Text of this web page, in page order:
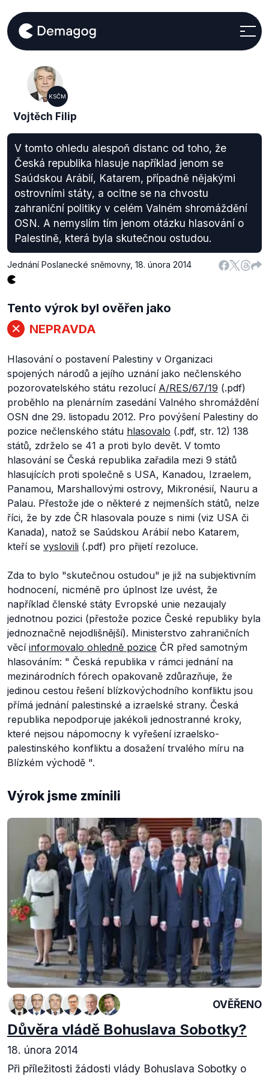
KSČM
Vojtěch Filip
V tomto ohledu alespoň distanc od toho, že
Česká republika hlasuje například jenom se
Saúdskou Arábií, Katarem, případně nějakými
ostrovními státy, a ocitne se na chvostu
zahraniční politiky v celém Valném shromáždění
OSN. A nemyslím tím jenom otázku hlasování o
Palestině, která byla skutečnou ostudou.
Jednání Poslanecké sněmovny, 18. února 2014
Tento výrok byl ověřen jako
NEPRAVDA
Hlasování o postavení Palestiny v Organizaci
spojených národů a jejího uznání jako nečlenského
pozorovatelského státu rezolucí A/RES/67/19 (.pdf)
proběhlo na plenárním zasedání Valného shromáždění
OSN dne 29. listopadu 2012. Pro povýšení Palestiny do
pozice nečlenského státu hlasovalo (.pdf, str. 12) 138
států, zdrželo se 41 a proti bylo devět. V tomto
hlasování se Česká republika zařadila mezi 9 států
hlasujících proti společně s USA, Kanadou, Izraelem,
Panamou, Marshallovými ostrovy, Mikronésií, Nauru a
Palau. Přestože jde o některé z nejmenších států, nelze
říci, že by zde ČR hlasovala pouze s nimi (viz USA či
Kanada), natož se Saúdskou Arábií nebo Katarem,
kteří se vyslovili (.pdf) pro přijetí rezoluce.
Zda to bylo "skutečnou ostudou" je již na subjektivním
hodnocení, nicméně pro úplnost lze uvést, že
například členské státy Evropské unie nezaujaly
jednotnou pozici (přestože pozice České republiky byla
jednoznačně nejodlišnější). Ministerstvo zahraničních
věcí informovalo ohledně pozice ČR před samotným
hlasováním: " Česká republika v rámci jednání na
mezinárodních fórech opakovaně zdůrazňuje, že
jedinou cestou řešení blízkovýchodního konfliktu jsou
přímá jednání palestinské a izraelské strany. Česká
republika nepodporuje jakékoli jednostranné kroky,
které nejsou nápomocny k vyřešení izraelsko-
palestinského konfliktu a dosažení trvalého míru na
Blízkém východě ".
Výrok jsme zmínili
OVĚŘENO
Důvěra vládě Bohuslava Sobotky?
18. února 2014
Při příležitosti žádosti vlády Bohuslava Sobotky o